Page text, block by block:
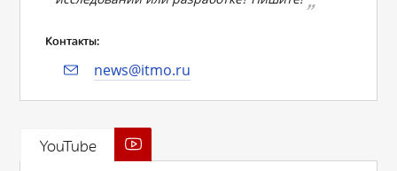
Контакты:
news@itmo.ru
YouTube